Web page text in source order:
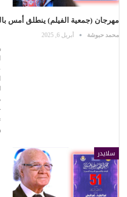
مهرجان (جمعية الفيلم) ينطلق أمس
محمد حبوشة أبريل 6, 2025
سلايدر